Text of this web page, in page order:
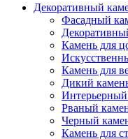
Декоративный
Фасадный
Камень для
Камень для
Дикий
Рваный
Черный
Камень для